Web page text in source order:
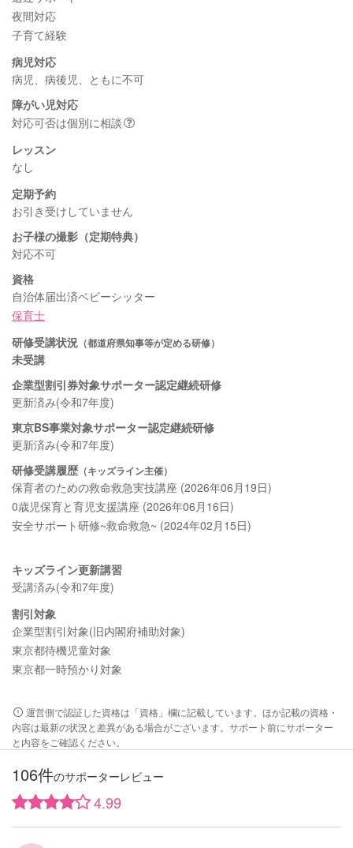
夜間対応
子育て経験
病児対応
病児、病後児、ともに不可
障がい児対応
対応可否は個別に相談
レッスン
なし
定期予約
お引き受けしていません
お子様の撮影（定期特典）
対応不可
資格
自治体届出済ベビーシッター
保育士
研修受講状況 （都道府県知事等が定める研修）
未受講
企業型割引券対象サポーター認定継続研修
更新済み(令和7年度)
東京BS事業対象サポーター認定継続研修
更新済み(令和7年度)
研修受講履歴 （キッズライン主催）
保育者のための救命救急実技講座 (2026年06月19日)
0歳児保育と育児支援講座 (2026年06月16日)
安全サポート研修~救命救急~ (2024年02月15日)
キッズライン更新講習
受講済み(令和7年度)
割引対象
企業型割引対象(旧内閣府補助対象)
東京都待機児童対象
東京都一時預かり対象
運営側で認証した資格は「資格」欄に記載しています。ほか記載の資格・
内容は最新の状況と差異がある場合がございます。サポート前にサポーター
と内容をご確認ください。
106件のサポーターレビュー
4.99